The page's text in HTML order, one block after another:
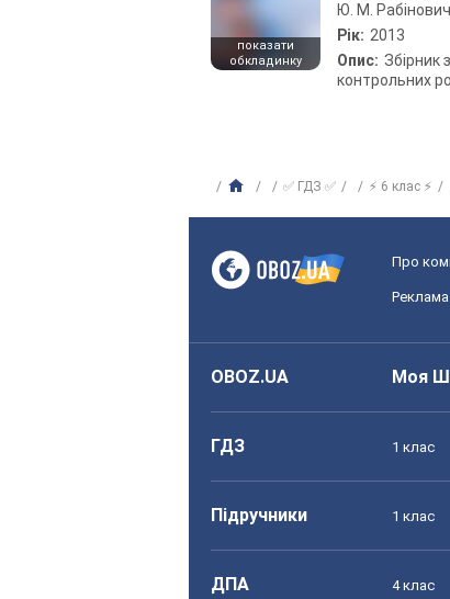
показати
обкладинку
Ю. М. Рабінович
Рік: 2013
Опис: Збірник
контрольних
✅ ГДЗ ✅ ⚡ 6 клас ⚡
Про
Реклама
OBOZ.UA Моя
ГДЗ 1 клас
Підручники 1 клас
ДПА 4 клас